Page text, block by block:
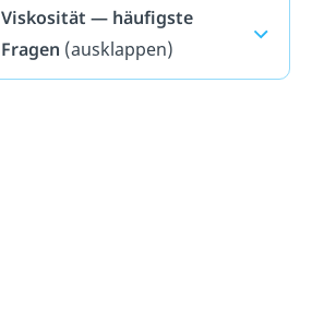
Viskosität — häufigste
Fragen (ausklappen)